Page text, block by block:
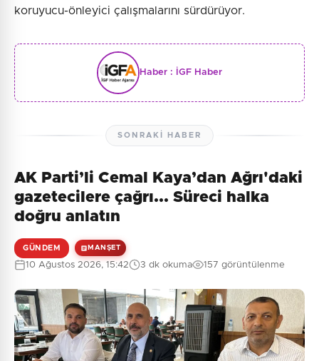
koruyucu-önleyici çalışmalarını sürdürüyor.
Haber : İGF Haber
SONRAKI HABER
AK Parti’li Cemal Kaya’dan Ağrı'daki
gazetecilere çağrı... Süreci halka
doğru anlatın
GÜNDEM MANŞET
10 Ağustos 2026, 15:42 3 dk okuma 157 görüntülenme